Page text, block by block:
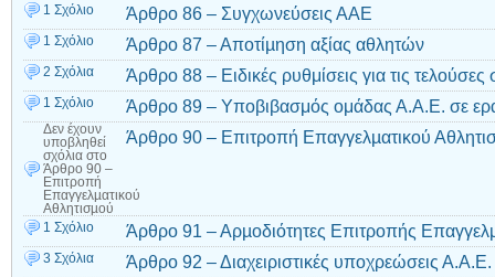
1 Σχόλιο Άρθρο 86 – Συγχωνεύσεις ΑΑΕ
1 Σχόλιο Άρθρο 87 – Αποτίµηση αξίας αθλητών
2 Σχόλια Άρθρο 88 – Ειδικές ρυθμίσεις για τις
1 Σχόλιο Άρθρο 89 – Υποβιβασμός ομάδας Α.Α.Ε. σε
Δεν έχουν
υποβληθεί
σχόλια στο
Άρθρο 90 –
Επιτροπή
Επαγγελµατικού
Αθλητισµού
Άρθρο 90 – Επιτροπή Επαγγελµατικού
1 Σχόλιο Άρθρο 91 – Αρµοδιότητες Επιτροπής
3 Σχόλια Άρθρο 92 – Διαχειριστικές υποχρεώσεις Α.Α.Ε.